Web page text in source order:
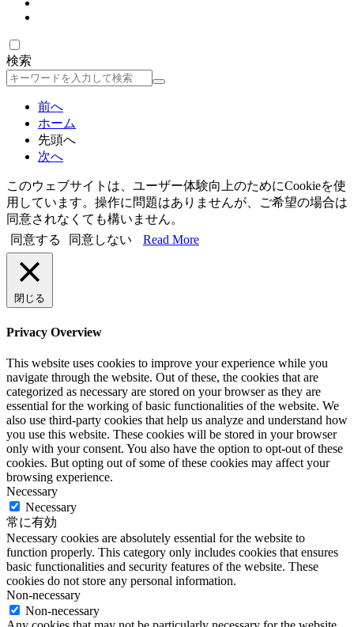
検索
検
前へ
ホーム
先頭へ
次へ
このウェブサイトは、ユーザー体験向上のためにCookieを使
用しています。操作に問題はありませんが、ご希望の場合は
同意されなくても構いません。
同意する
同意しない Read More
閉じる
Privacy Overview
This website uses cookies to improve your experience while you
navigate through the website. Out of these, the cookies that are
categorized as necessary are stored on your browser as they are
essential for the working of basic functionalities of the website. We
also use third-party cookies that help us analyze and understand how
you use this website. These cookies will be stored in your browser
only with your consent. You also have the option to opt-out of these
cookies. But opting out of some of these cookies may affect your
browsing experience.
Necessary
Necessary
常に有効
Necessary cookies are absolutely essential for the website to
function properly. This category only includes cookies that ensures
basic functionalities and security features of the website. These
cookies do not store any personal information.
Non-necessary
Non-necessary